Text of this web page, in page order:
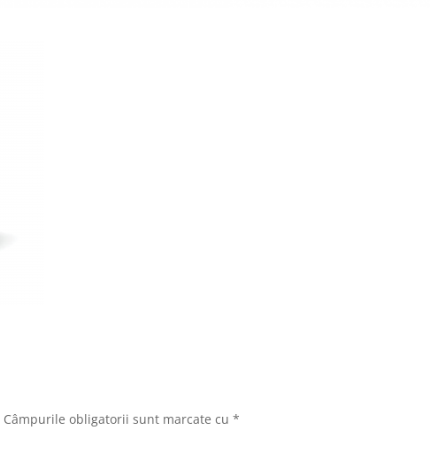
Câmpurile obligatorii sunt marcate cu*